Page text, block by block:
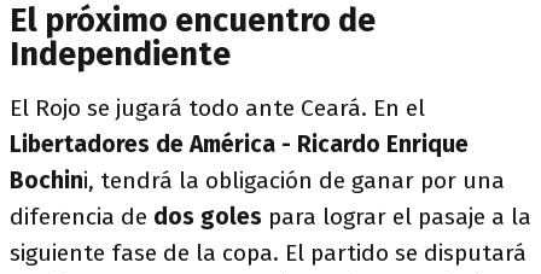
El próximo encuentro de
Independiente
El Rojo se jugará todo ante Ceará. En el
Libertadores de América - Ricardo Enrique
Bochini, tendrá la obligación de ganar por una
diferencia de dos goles para lograr el pasaje a la
siguiente fase de la copa. El partido se disputará